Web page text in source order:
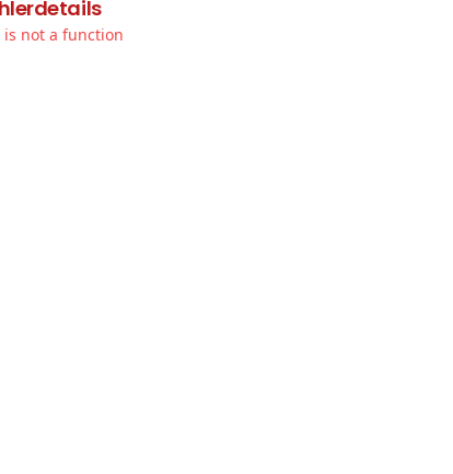
is not a function